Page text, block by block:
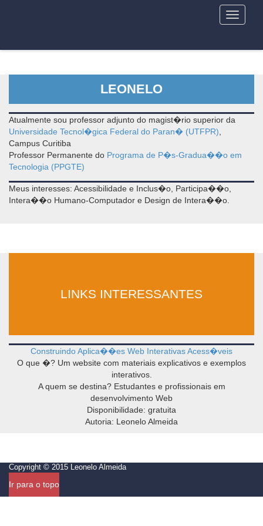
LEONELO
Atualmente sou professor adjunto do magist�rio superior da
Universidade Tecnol�gica Federal do Paran� (UTFPR)
Campus Curitiba
Professor Permanente do Programa de P�s-Gradua��o em
Tecnologia (PPGTE)
Meus interesses: Acessibilidade e Inclus�o, Participa��o,
Intera��o Humano-Computador e Design de Intera��o.
LINKS INTERESSANTES
Construindo Aplica��es Web Interativas Acess�veis
O que �? Um website com materiais explicativos e exemplos
interativos.
A quem se destina? Estudantes e profissionais em
desenvolvimento Web
Disponibilidade: gratuita
Autoria: Leonelo Almeida
Copyright © 2015 Leonelo Almeida
Ir para o topo